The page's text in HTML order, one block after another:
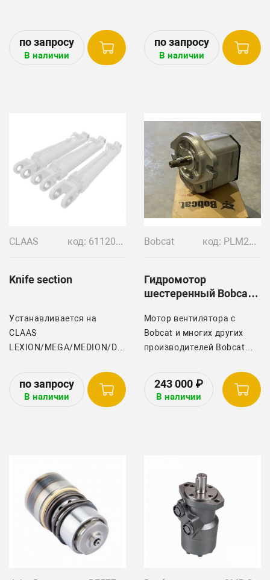
В наличии В наличии
CLAAS код: 611203.1
Knife section
Устанавливается на
CLAAS
LEXION/MEGA/MEDION/DOMINATOR
В наличии
Bobcat код: PLM20.11, 7299229, 019980jh
Гидромотор
шестеренный Bobcat
Мотор вентилятора с
Bobcat и многих других
производителей Bobcat
243 000 ₽
В наличии